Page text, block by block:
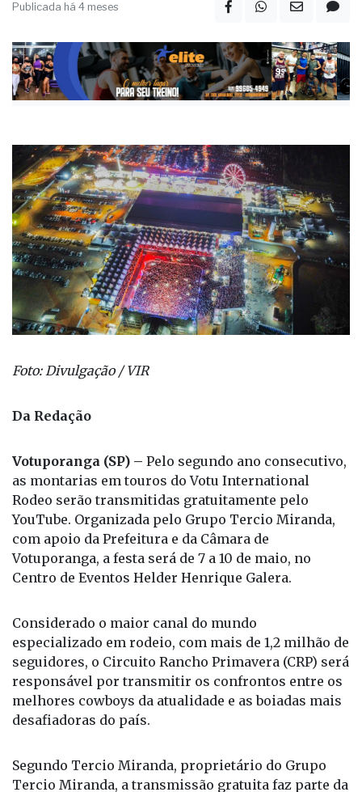
as montarias em touros do Votu International
Rodeo serão transmitidas gratuitamente pelo
YouTube. Organizada pelo Grupo Tercio Miranda,
com apoio da Prefeitura e da Câmara de
Votuporanga, a festa será de 7 a 10 de maio, no
Centro de Eventos Helder Henrique Galera.
especializado em rodeio, com mais de 1,2 milhão de
seguidores, o Circuito Rancho Primavera (CRP) será
responsável por transmitir os confrontos entre os
melhores cowboys da atualidade e as boiadas mais
desafiadoras do país.
Tercio Miranda, a transmissão gratuita faz parte da
proposta de tornar o Votu International Rodeo